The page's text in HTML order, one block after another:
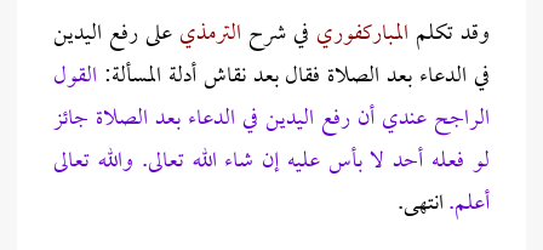
وقد تكلم المباركفوري في شرح الترمذيعلى رفع اليدين
في الدعاء بعد الصلاة فقال بعد نقاش أدلة المسألة: القول
الراجح عندي أن رفع اليدين في الدعاء بعد الصلاة جائز
لو فعله أحد لا بأس عليه إن شاء الله تعالى. والله تعالى
أعلم.انتهى.